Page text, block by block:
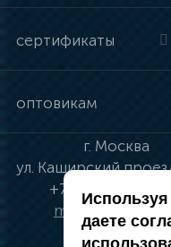
сертификаты
оптовикам
г. Москва
ул. Каширский
+7 (495) 134-41-
даете